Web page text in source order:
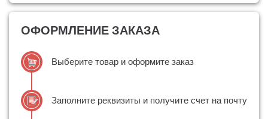
ОФОРМЛЕНИЕ ЗАКАЗА
Выберите товар и оформите заказ
Заполните реквизиты и получите счет на почту